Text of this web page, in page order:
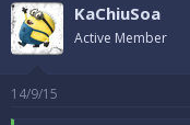
KaChiuSoa
Active Member
14/9/15